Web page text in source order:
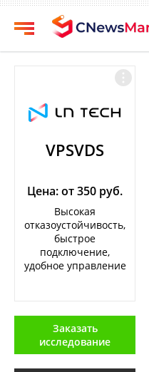
Публикации
обзоры
кабинет
проекте
Аналитика
Конференции
Техника
VPSVDS
Цена: от 350 руб.
Высокая
отказоустойчивость,
быстрое
подключение,
удобное управление
Заказать
исследование